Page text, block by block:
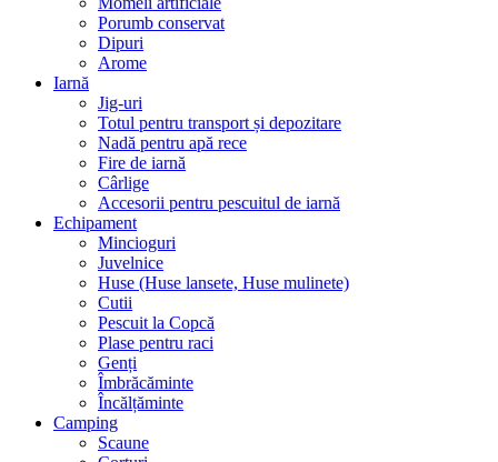
Porumb conservat
Dipuri
Arome
Iarnă
Jig-uri
Totul pentru transport și depozitare
Nadă pentru apă rece
Fire de iarnă
Cârlige
Accesorii pentru pescuitul de iarnă
Echipament
Mincioguri
Juvelnice
Huse (Huse lansete, Huse mulinete)
Cutii
Pescuit la Copcă
Plase pentru raci
Genți
Îmbrăcăminte
Încălțăminte
Camping
Scaune